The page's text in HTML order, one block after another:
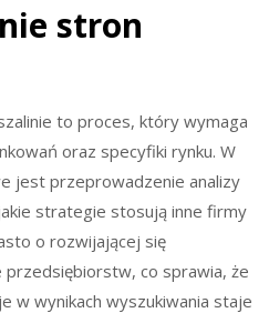
stron
to proces, który wymaga
oraz specyfiki rynku. W
jest przeprowadzenie analizy
strategie stosują inne firmy
o rozwijającej się
co sprawia, że
w wynikach wyszukiwania staje